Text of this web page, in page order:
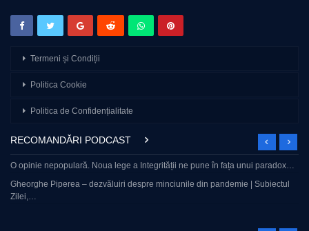
Termeni și Condiții
Politica Cookie
Politica de Confidențialitate
RECOMANDĂRI PODCAST
O opinie nepopulară. Noua lege a Integrității ne pune în fața unui paradox…
Gheorghe Piperea – dezvăluiri despre minciunile din pandemie | Subiectul
Zilei,…